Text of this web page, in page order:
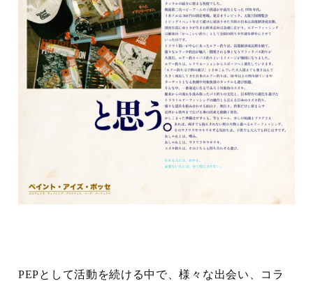
PEPとして活動を続ける中で、様々な出会い、コラ